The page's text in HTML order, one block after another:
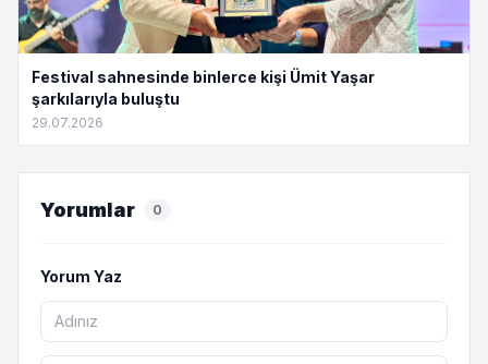
Festival sahnesinde binlerce kişi Ümit Yaşar
şarkılarıyla buluştu
29.07.2026
Yorumlar 0
Yorum Yaz